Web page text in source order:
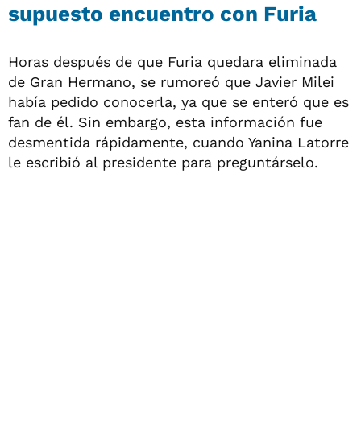
supuesto encuentro con Furia
Horas después de que Furia quedara eliminada
de Gran Hermano, se rumoreó que Javier Milei
había pedido conocerla, ya que se enteró que es
fan de él. Sin embargo, esta información fue
desmentida rápidamente, cuando Yanina Latorre
le escribió al presidente para preguntárselo.